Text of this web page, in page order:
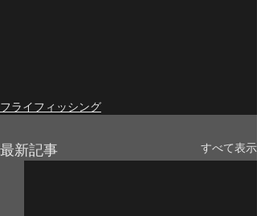
フライフィッシング
最新記事 すべて表示